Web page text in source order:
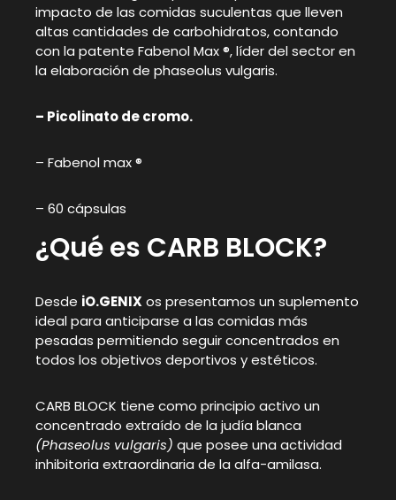
impacto de las comidas suculentas que lleven
altas cantidades de carbohidratos, contando
con la patente Fabenol Max ®, líder del sector en
la elaboración de phaseolus vulgaris.
– Picolinato de cromo.
– Fabenol max ®
– 60 cápsulas
¿Qué es CARB BLOCK?
Desde iO.GENIX os presentamos un suplemento
ideal para anticiparse a las comidas más
pesadas permitiendo seguir concentrados en
todos los objetivos deportivos y estéticos.
CARB BLOCK tiene como principio activo un
concentrado extraído de la judía blanca
(Phaseolus vulgaris) que posee una actividad
inhibitoria extraordinaria de la alfa-amilasa.